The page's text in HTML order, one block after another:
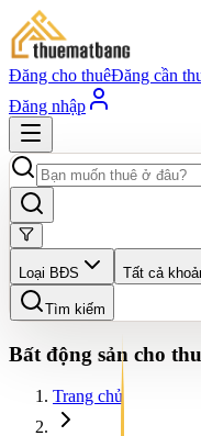
Đăng cho thuêĐăng cần
Đăng nhập
Loại BĐS Tất cả
Tìm kiếm
Bất động sản cho
Trang chủ